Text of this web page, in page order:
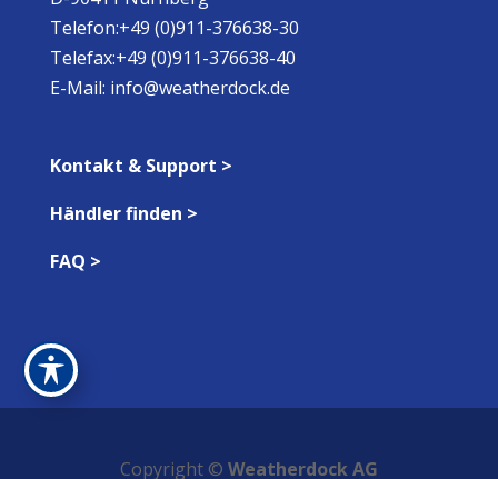
Telefon:+49 (0)911-376638-30
Telefax:+49 (0)911-376638-40
E-Mail: info@weatherdock.de
Kontakt & Support >
Händler finden >
FAQ >
Copyright © Weatherdock AG